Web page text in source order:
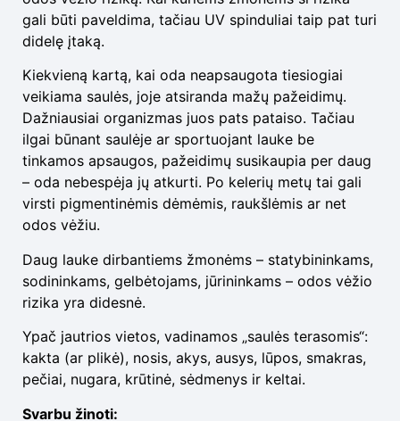
gali būti paveldima, tačiau UV spinduliai taip pat turi
didelę įtaką.
Kiekvieną kartą, kai oda neapsaugota tiesiogiai
veikiama saulės, joje atsiranda mažų pažeidimų.
Dažniausiai organizmas juos pats pataiso. Tačiau
ilgai būnant saulėje ar sportuojant lauke be
tinkamos apsaugos, pažeidimų susikaupia per daug
– oda nebespėja jų atkurti. Po kelerių metų tai gali
virsti pigmentinėmis dėmėmis, raukšlėmis ar net
odos vėžiu.
Daug lauke dirbantiems žmonėms – statybininkams,
sodininkams, gelbėtojams, jūrininkams – odos vėžio
rizika yra didesnė.
Ypač jautrios vietos, vadinamos „saulės terasomis“:
kakta (ar plikė), nosis, akys, ausys, lūpos, smakras,
pečiai, nugara, krūtinė, sėdmenys ir keltai.
Svarbu žinoti: